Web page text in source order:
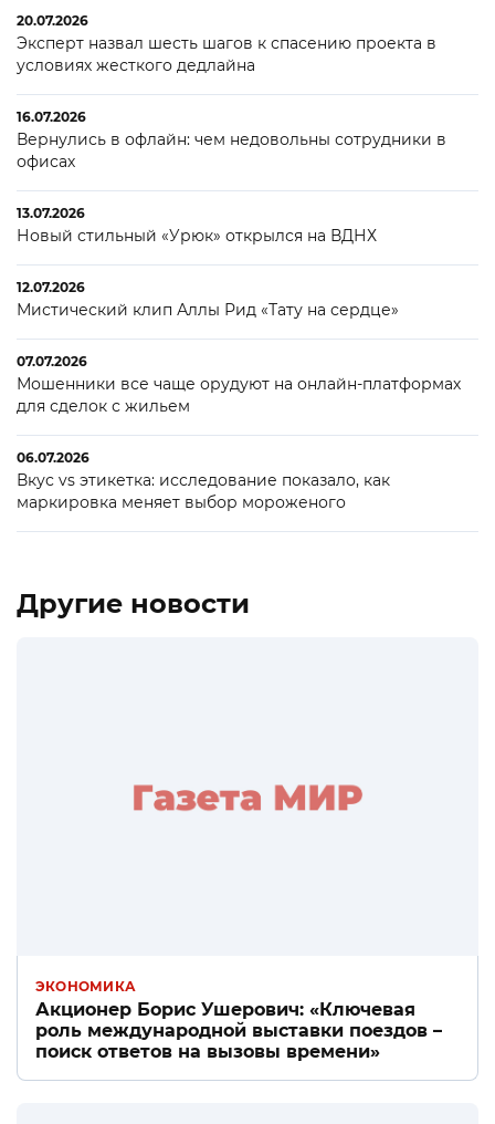
20.07.2026
Эксперт назвал шесть шагов к спасению проекта в
условиях жесткого дедлайна
16.07.2026
Вернулись в офлайн: чем недовольны сотрудники в
офисах
13.07.2026
Новый стильный «Урюк» открылся на ВДНХ
12.07.2026
Мистический клип Аллы Рид «Тату на сердце»
07.07.2026
Мошенники все чаще орудуют на онлайн-платформах
для сделок с жильем
06.07.2026
Вкус vs этикетка: исследование показало, как
маркировка меняет выбор мороженого
Другие новости
ЭКОНОМИКА
Акционер Борис Ушерович: «Ключевая
роль международной выставки поездов –
поиск ответов на вызовы времени»